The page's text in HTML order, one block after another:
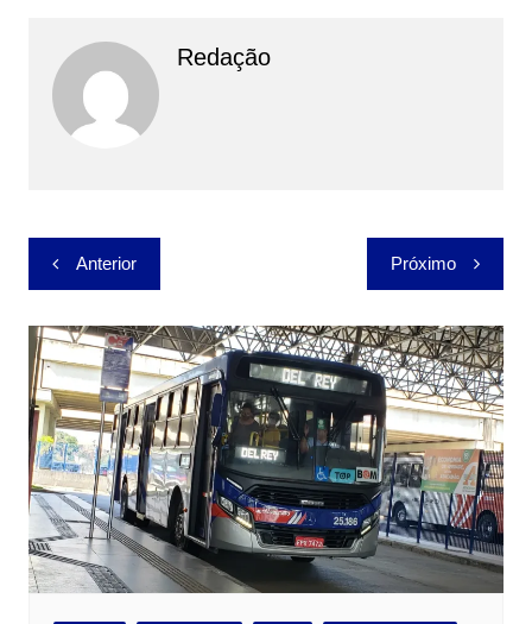
Redação
Navegação
de
Post
Anterior Próximo